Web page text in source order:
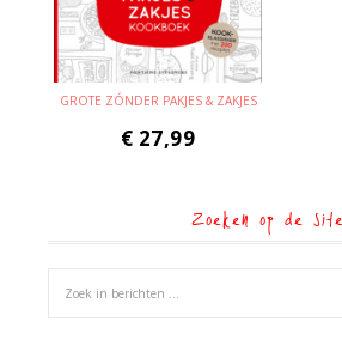
GROTE ZÓNDER PAKJES & ZAKJES
€ 27,99
Zoeken op de site